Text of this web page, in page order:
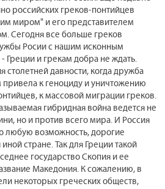
российских греков-понтийцев
миром" и его представителем
Сегодня все больше греков
Росии с нашим исконным
Греции и грекам добра не ждать.
столетней давности, когда дружба
к геноциду и уничтожению
к массовой миграции греков.
гибридная война ведется не
но и против всего мира. И Россия
любую возможность, дорогие
стране. Так для Греции такой
государство Скопия и ее
Македония. К сожалению, в
некоторых греческих обществ,